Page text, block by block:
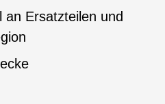
an Ersatzteilen und